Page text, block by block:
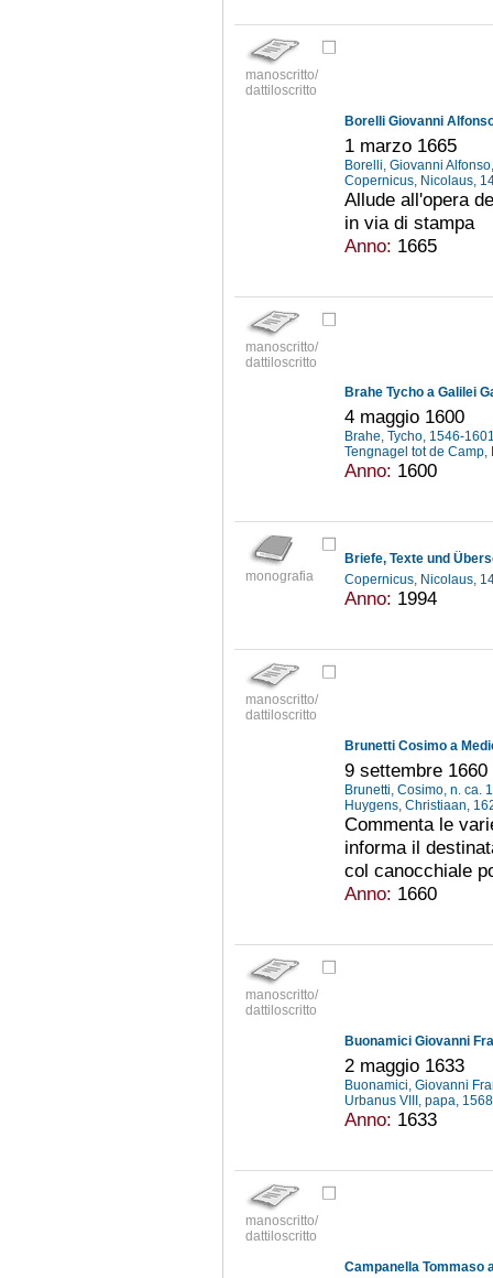
manoscritto/
dattiloscritto
Borelli Giovanni
1 marzo 1665
Borelli, Giovanni
Copernicus, Nicolaus,
Allude all'opera
in via di stampa
Anno: 1665
manoscritto/
dattiloscritto
Brahe Tycho a Galilei
4 maggio 1600
Brahe, Tycho, 1546-
Tengnagel tot de
Anno: 1600
monografia
Briefe, Texte und
Copernicus, Nicolaus,
Anno: 1994
manoscritto/
dattiloscritto
Brunetti Cosimo a
9 settembre 1660
Brunetti, Cosimo, n. ca.
Huygens, Christiaan,
Commenta le
informa il
col canocchiale
Anno: 1660
manoscritto/
dattiloscritto
Buonamici Giovanni
2 maggio 1633
Buonamici, Giovanni
Urbanus VIII, papa,
Anno: 1633
manoscritto/
dattiloscritto
Campanella Tommaso